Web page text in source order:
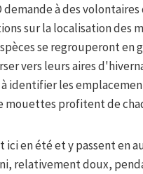
à des
sur la localisation des
se regrouperont en
vers leurs aires
identifier les
profitent de
en été et y passent en
relativement doux,